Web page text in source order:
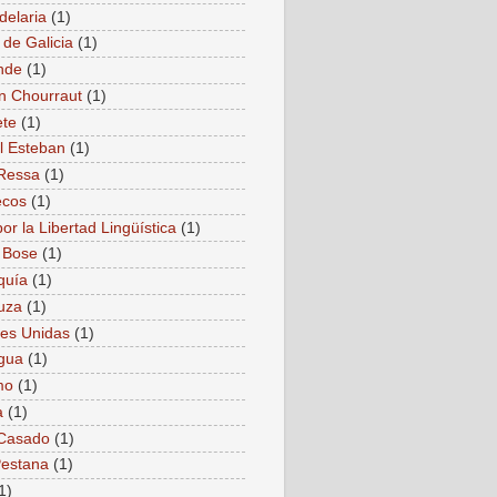
(1)
de Galicia (1)
(1)
Chourraut (1)
(1)
Esteban (1)
(1)
(1)
la Libertad Lingüística (1)
(1)
(1)
(1)
Unidas (1)
(1)
(1)
(1)
(1)
(1)